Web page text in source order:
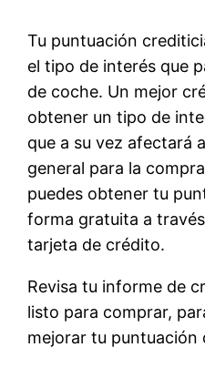
Tu puntuación
el tipo de interés que
de coche. Un mejor
obtener un tipo de
que a su vez afectará
general para la
puedes obtener tu
forma gratuita a
tarjeta de crédito.
Revisa tu informe de
listo para comprar,
mejorar tu puntuación